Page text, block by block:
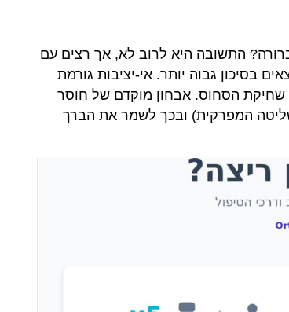
התשובה היא לרוב לא, אך רצים עם
בסיכון גבוה יותר. אי-יציבות גורמת
שחיקת הסחוס. אבחון מוקדם של חוסר
המפרקית) ובכך לשמר את הברך